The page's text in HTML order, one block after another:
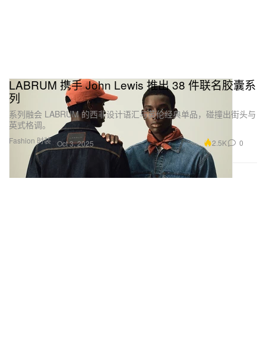
Fashion 时装
LABRUM 携手 John Lewis 推出 38 件联名胶囊系
列
系列融会 LABRUM 的西非设计语汇与英伦经典单品，碰撞出街头与
英式格调。
Oct 3, 2025 2.5K 0